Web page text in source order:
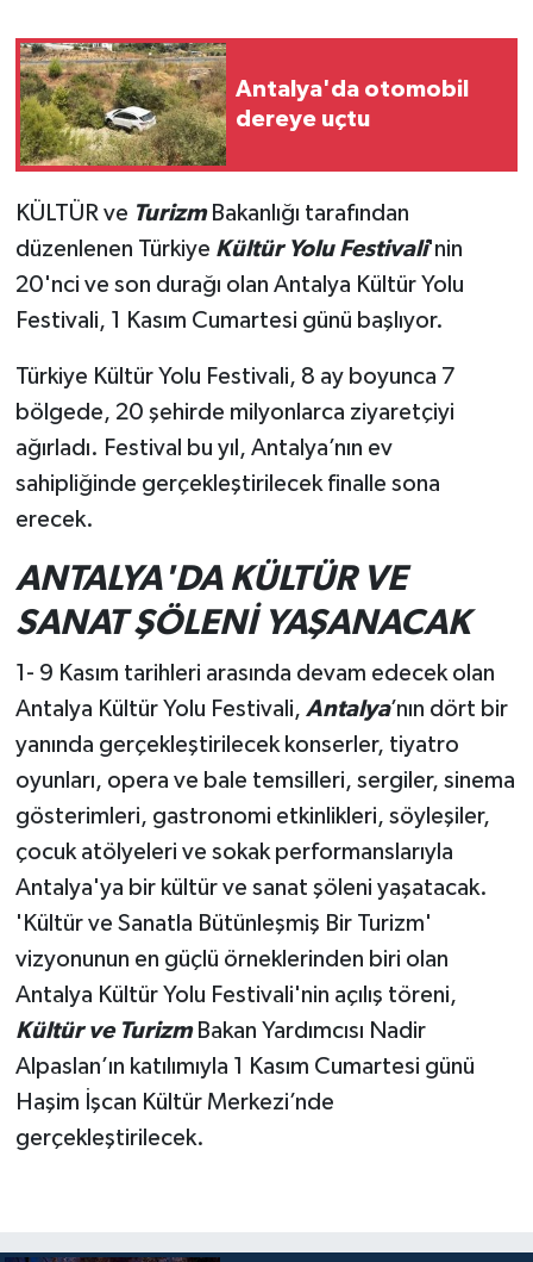
Antalya'da otomobil
dereye uçtu
KÜLTÜR ve TurizmBakanlığı tarafından
düzenlenen Türkiye Kültür Yolu Festivali'nin
20'nci ve son durağı olan Antalya Kültür Yolu
Festivali, 1 Kasım Cumartesi günü başlıyor.
Türkiye Kültür Yolu Festivali, 8 ay boyunca 7
bölgede, 20 şehirde milyonlarca ziyaretçiyi
ağırladı. Festival bu yıl, Antalya’nın ev
sahipliğinde gerçekleştirilecek finalle sona
erecek.
ANTALYA'DA KÜLTÜR VE
SANAT ŞÖLENİ YAŞANACAK
1- 9 Kasım tarihleri arasında devam edecek olan
Antalya Kültür Yolu Festivali, Antalya’nın dört bir
yanında gerçekleştirilecek konserler, tiyatro
oyunları, opera ve bale temsilleri, sergiler, sinema
gösterimleri, gastronomi etkinlikleri, söyleşiler,
çocuk atölyeleri ve sokak performanslarıyla
Antalya'ya bir kültür ve sanat şöleni yaşatacak.
'Kültür ve Sanatla Bütünleşmiş Bir Turizm'
vizyonunun en güçlü örneklerinden biri olan
Antalya Kültür Yolu Festivali'nin açılış töreni,
Kültür ve TurizmBakan Yardımcısı Nadir
Alpaslan’ın katılımıyla 1 Kasım Cumartesi günü
Haşim İşcan Kültür Merkezi’nde
gerçekleştirilecek.
Siyaset
Sosyal medya
Teknoloji
Televizyon
Turizm